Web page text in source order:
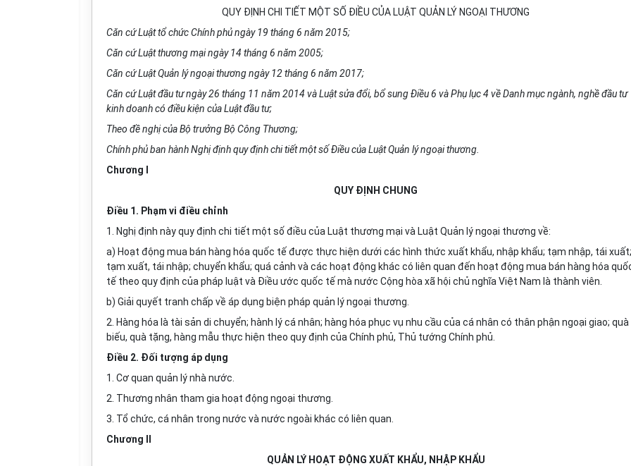
QUY ĐỊNH CHI TIẾT MỘT SỐ ĐIỀU CỦA LUẬT QUẢN LÝ NGOẠI THƯƠNG
Căn cứ Luật tổ chức Chính phủ ngày 19 tháng 6 năm 2015;
Căn cứ Luật thương mại ngày 14 tháng 6 năm 2005;
Căn cứ Luật Quản lý ngoại thương ngày 12 tháng 6 năm 2017;
Căn cứ Luật đầu tư ngày 26 tháng 11 năm 2014 và Luật sửa đổi, bổsung Điều6 và Phụ lục 4 vềDanh mục ngành, nghề đầu tư
kinh doanh có điều kiện của Luật đầu tư;
Theo đề nghị của Bộ trưởng Bộ Công Thương;
Chính phủ ban hành Nghị định quy định chitiết một sốĐiều của Luật Quản lýngoại thương.
Chương I
QUY ĐỊNH CHUNG
Điều 1. Phạm vi điều chỉnh
1. Nghị định này quy định chi tiết một số điều của Luật thương mại và Luật Quản lý ngoại thương về:
a) Hoạt động mua bán hàng hóa quốc tế được thực hiện dưới các hình thức xuất khẩu, nhập khẩu; tạm nhập, tái xuất;
tạm xuất, tái nhập; chuyển khẩu; quá cảnh và các hoạt động khác có liên quan đến hoạt động mua bán hàng hóa
tế theo quy định của pháp luật và Điều ước quốc tế mà nước Cộng hòa xã hội chủ nghĩa Việt Nam là thành viên.
b) Giải quyết tranh chấp về áp dụng biện pháp quản lý ngoại thương.
2. Hàng hóa là tài sản di chuyển; hành lý cá nhân; hàng hóa phục vụ nhu cầu của cá nhân có thân phận ngoại giao; quà
biếu, quà tặng, hàng mẫu thực hiện theo quy định của Chính phủ, Thủ tướng Chính phủ.
Điều 2. Đối tượng áp dụng
1. Cơ quan quản lý nhà nước.
2. Thương nhân tham gia hoạt động ngoại thương.
3. Tổ chức, cá nhân trong nước và nước ngoài khác có liên quan.
Chương II
QUẢN LÝ HOẠT ĐỘNG XUẤT KHẨU, NHẬP KHẨU